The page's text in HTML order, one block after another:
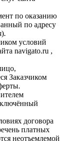
по оказанию
по адресу
условий
navigato.ru ,
Заказчиком
договора
платных
неотъемлемой